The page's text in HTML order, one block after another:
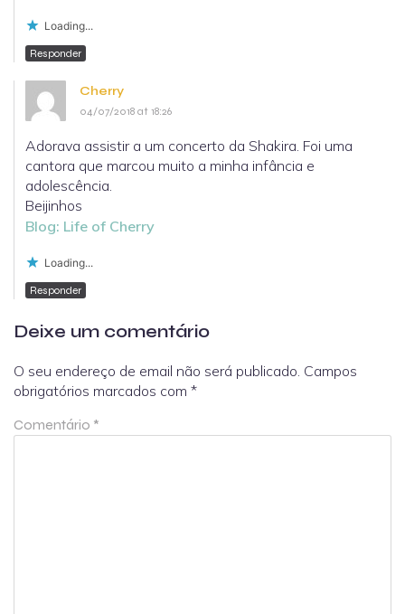
Loading...
Responder
Cherry
04/07/2018 at 18:26
Adorava assistir a um concerto da Shakira. Foi uma
cantora que marcou muito a minha infância e
adolescência.
Beijinhos
Blog: Life of Cherry
Loading...
Responder
Deixe um comentário
O seu endereço de email não será publicado. Campos
obrigatórios marcados com *
Comentário *